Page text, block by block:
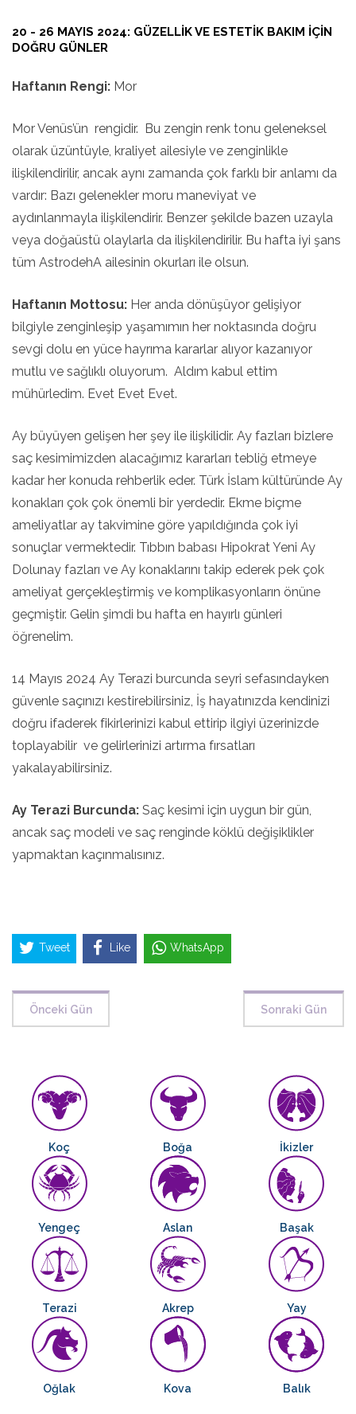
20 - 26 MAYIS 2024: GÜZELLIK VE ESTETIK BAKIM IÇIN
DOĞRU GÜNLER
Haftanın Rengi: Mor
Mor Venüs’ün rengidir. Bu zengin renk tonu geleneksel
olarak üzüntüyle, kraliyet ailesiyle ve zenginlikle
ilişkilendirilir, ancak aynı zamanda çok farklı bir anlamı da
vardır: Bazı gelenekler moru maneviyat ve
aydınlanmayla ilişkilendirir. Benzer şekilde bazen uzayla
veya doğaüstü olaylarla da ilişkilendirilir. Bu hafta iyi şans
tüm AstrodehA ailesinin okurları ile olsun.
Haftanın Mottosu: Her anda dönüşüyor gelişiyor
bilgiyle zenginleşip yaşamımın her noktasında doğru
sevgi dolu en yüce hayrıma kararlar alıyor kazanıyor
mutlu ve sağlıklı oluyorum. Aldım kabul ettim
mühürledim. Evet Evet Evet.
Ay büyüyen gelişen her şey ile ilişkilidir. Ay fazları bizlere
saç kesimimizden alacağımız kararları tebliğ etmeye
kadar her konuda rehberlik eder. Türk İslam kültüründe Ay
konakları çok çok önemli bir yerdedir. Ekme biçme
ameliyatlar ay takvimine göre yapıldığında çok iyi
sonuçlar vermektedir. Tıbbın babası Hipokrat Yeni Ay
Dolunay fazları ve Ay konaklarını takip ederek pek çok
ameliyat gerçekleştirmiş ve komplikasyonların önüne
geçmiştir. Gelin şimdi bu hafta en hayırlı günleri
öğrenelim.
14 Mayıs 2024 Ay Terazi burcunda seyri sefasındayken
güvenle saçınızı kestirebilirsiniz, İş hayatınızda kendinizi
doğru ifaderek fikirlerinizi kabul ettirip ilgiyi üzerinizde
toplayabilir ve gelirlerinizi artırma fırsatları
yakalayabilirsiniz.
Ay Terazi Burcunda: Saç kesimi için uygun bir gün,
ancak saç modeli ve saç renginde köklü değişiklikler
yapmaktan kaçınmalısınız.
Tweet Like WhatsApp
Önceki Gün Sonraki Gün
Koç Boğa İkizler
Yengeç Aslan Başak
Terazi Akrep Yay
Oğlak Kova Balık